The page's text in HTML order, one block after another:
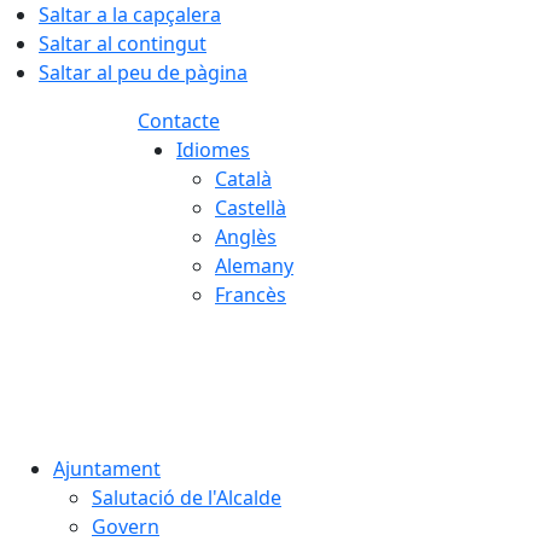
Saltar a la capçalera
Saltar al contingut
Saltar al peu de pàgina
Contacte
Idiomes
Català
Castellà
Anglès
Alemany
Francès
Ajuntament
Salutació de l'Alcalde
Govern